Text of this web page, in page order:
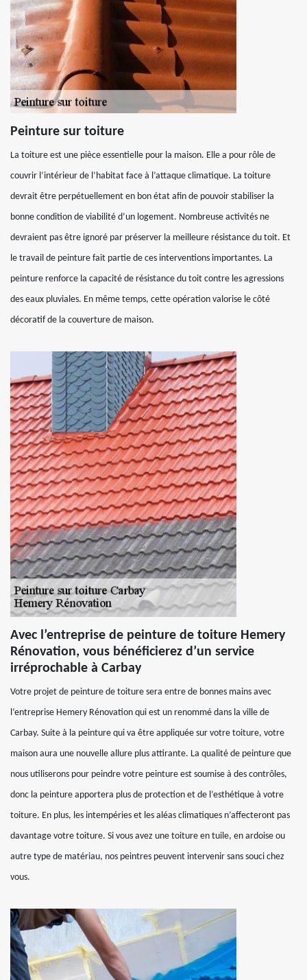
Peinture sur toiture
La toiture est une pièce essentielle pour la maison. Elle a pour rôle de
couvrir l’intérieur de l’habitat face à l’attaque climatique. La toiture
devrait être perpétuellement en bon état afin de pouvoir stabiliser la
bonne condition de viabilité d’un logement. Nombreuse activités ne
devraient pas être ignoré par préserver la meilleure résistance du toit. Et
le travail de peinture fait partie de ces interventions importantes. La
peinture renforce la capacité de résistance du toit contre les agressions
des eaux pluviales. En même temps, cette opération valorise le côté
décoratif de la couverture de maison.
Avec l’entreprise de peinture de toiture Hemery
Rénovation, vous bénéficierez d’un service
irréprochable à Carbay
Votre projet de peinture de toiture sera entre de bonnes mains avec
l’entreprise Hemery Rénovation qui est un renommé dans la ville de
Carbay. Suite à la peinture qui va être appliquée sur votre toiture, votre
maison aura une nouvelle allure plus attirante. La qualité de peinture que
nous utiliserons pour peindre votre peinture est soumise à des contrôles,
donc la peinture apportera plus de protection et de l’esthétique à votre
toiture. En plus, les intempéries et les aléas climatiques n’affecteront pas
davantage votre toiture. Si vous avez une toiture en tuile, en ardoise ou
autre type de matériau, nos peintres peuvent intervenir sans souci chez
vous.